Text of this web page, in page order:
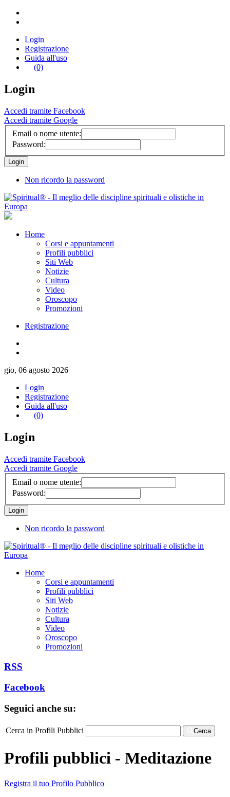
Login
Registrazione
Guida all'uso
(0)
Login
Accedi tramite Facebook
Accedi tramite Google
Email o nome utente:
Password:
Non ricordo la password
Home
Corsi e appuntamenti
Profili pubblici
Siti Web
Notizie
Cultura
Video
Oroscopo
Promozioni
Registrazione
gio, 06 agosto 2026
Login
Registrazione
Guida all'uso
(0)
Login
Accedi tramite Facebook
Accedi tramite Google
Email o nome utente:
Password:
Non ricordo la password
Home
Corsi e appuntamenti
Profili pubblici
Siti Web
Notizie
Cultura
Video
Oroscopo
Promozioni
RSS
Facebook
Seguici anche su:
Cerca in Profili Pubblici Cerca
Profili pubblici - Meditazione
Registra il tuo Profilo Pubblico